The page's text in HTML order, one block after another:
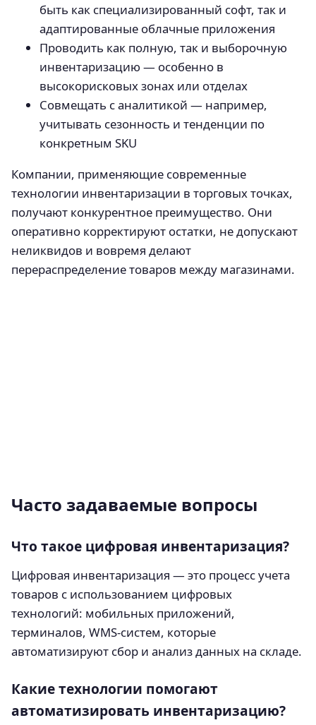
быть как специализированный софт, так и
адаптированные облачные приложения
Проводить как полную, так и выборочную
инвентаризацию — особенно в
высокорисковых зонах или отделах
Совмещать с аналитикой — например,
учитывать сезонность и тенденции по
конкретным SKU
Компании, применяющие современные
технологии инвентаризации в торговых точках,
получают конкурентное преимущество. Они
оперативно корректируют остатки, не допускают
неликвидов и вовремя делают
перераспределение товаров между магазинами.
Часто задаваемые вопросы
Что такое цифровая инвентаризация?
Цифровая инвентаризация — это процесс учета
товаров с использованием цифровых
технологий: мобильных приложений,
терминалов, WMS-систем, которые
автоматизируют сбор и анализ данных на складе.
Какие технологии помогают
автоматизировать инвентаризацию?